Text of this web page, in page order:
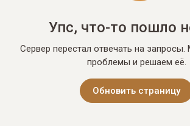
Упс, что-то пошло
Сервер перестал отвечать на
проблемы и решаем её.
Обновить страницу